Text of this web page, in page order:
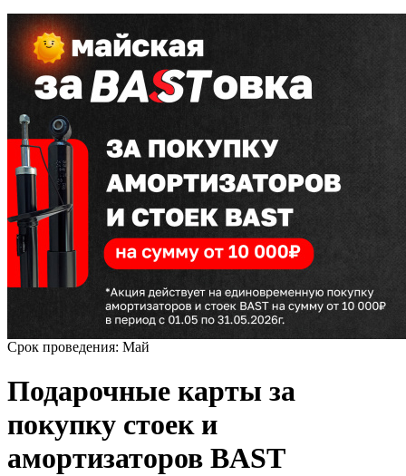
Срок проведения: Май
Подарочные карты за
покупку стоек и
амортизаторов BAST